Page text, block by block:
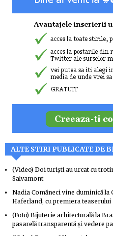
ALTE STIRI PUBLICATE DE
(Video) Doi turiști au urcat cu
Salvamont
Nadia Comăneci vine duminică la
Haferland, cu premiera teaserului
(Foto) Bijuterie arhitecturală la
pasarelă transparentă și vedere